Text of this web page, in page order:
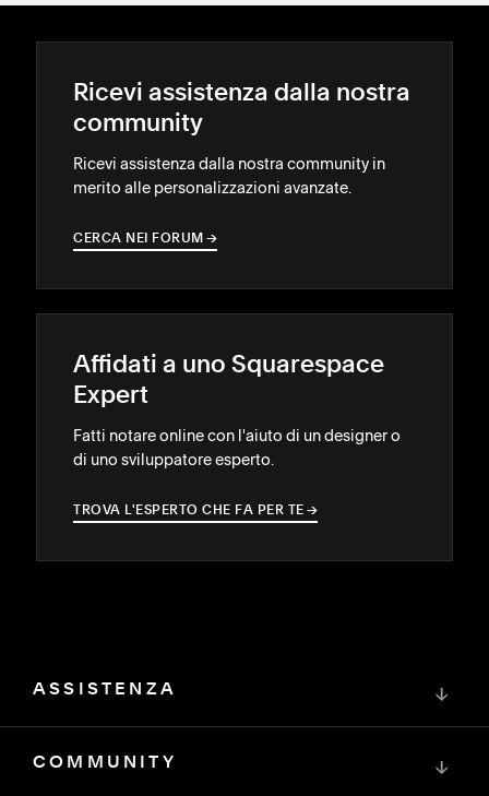
Ricevi assistenza dalla nostra
community
Ricevi assistenza dalla nostra community in
merito alle personalizzazioni avanzate.
CERCA NEI FORUM →
→
Affidati a uno Squarespace
Expert
Fatti notare online con l'aiuto di un designer o
di uno sviluppatore esperto.
TROVA L'ESPERTO CHE FA PER TE →
→
ASSISTENZA ↓
COMMUNITY ↓